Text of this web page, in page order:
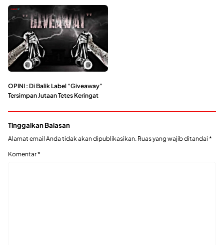
OPINI : Di Balik Label “Giveaway”
Tersimpan Jutaan Tetes Keringat
Tinggalkan Balasan
Alamat email Anda tidak akan dipublikasikan. Ruas yang wajib ditandai *
Komentar*